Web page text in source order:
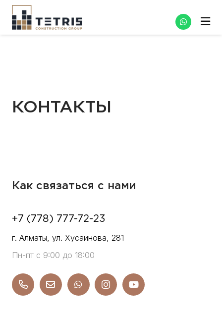
КОНТАКТЫ
Как связаться с нами
+7 (778) 777-72-23
г. Алматы, ул. Хусаинова, 281
Пн-пт с 9:00 до 18:00